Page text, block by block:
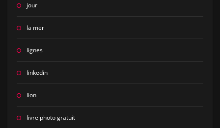
jour
la mer
lignes
linkedin
lion
livre photo gratuit